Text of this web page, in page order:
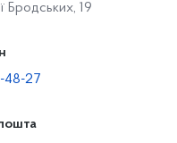
Бродських, 19
48-27